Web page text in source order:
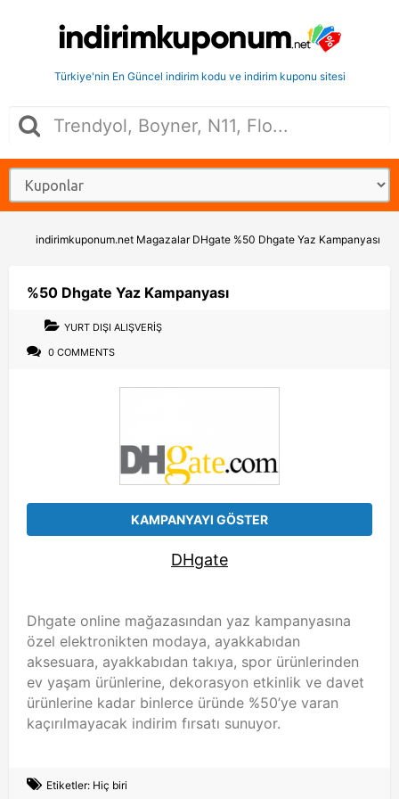
Türkiye'nin En Güncel indirim kodu ve indirim kuponu sitesi
indirimkuponum.net Magazalar DHgate %50 Dhgate Yaz Kampanyası
%50 Dhgate Yaz Kampanyası
YURT DIŞI ALIŞVERIŞ
0 COMMENTS
KAMPANYAYI GÖSTER
DHgate
Dhgate online mağazasından yaz kampanyasına
özel elektronikten modaya, ayakkabıdan
aksesuara, ayakkabıdan takıya, spor ürünlerinden
ev yaşam ürünlerine, dekorasyon etkinlik ve davet
ürünlerine kadar binlerce üründe %50’ye varan
kaçırılmayacak indirim fırsatı sunuyor.
Etiketler: Hiç biri